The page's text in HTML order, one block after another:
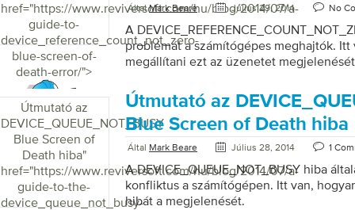
href="https://www.reviversoft.com/hu/blog/2014/07/a-
guide-to-
device_reference_count_not_zero-
blue-screen-of-
death-error/">
ÁltalMark Beare Július 29, 2014 No
A
problémát a számítógépes meghajtók. Itt
megállítani ezt az üzenetet
Útmutató az
DEVICE_QUEUE_NOT_BUSY
Blue Screen of
Death hiba"
href="https://www.reviversoft.com/hu/blog/2014/07/a-
guide-to-the-
device_queue_not_busy-
Útmutató az
Blue Screen of Death hiba
Által Mark Beare Július 28, 2014 1
A DEVICE_QUEUE_NOT_BUSY hiba
konfliktus a számítógépen. Itt van,
hibát a megjelenését.